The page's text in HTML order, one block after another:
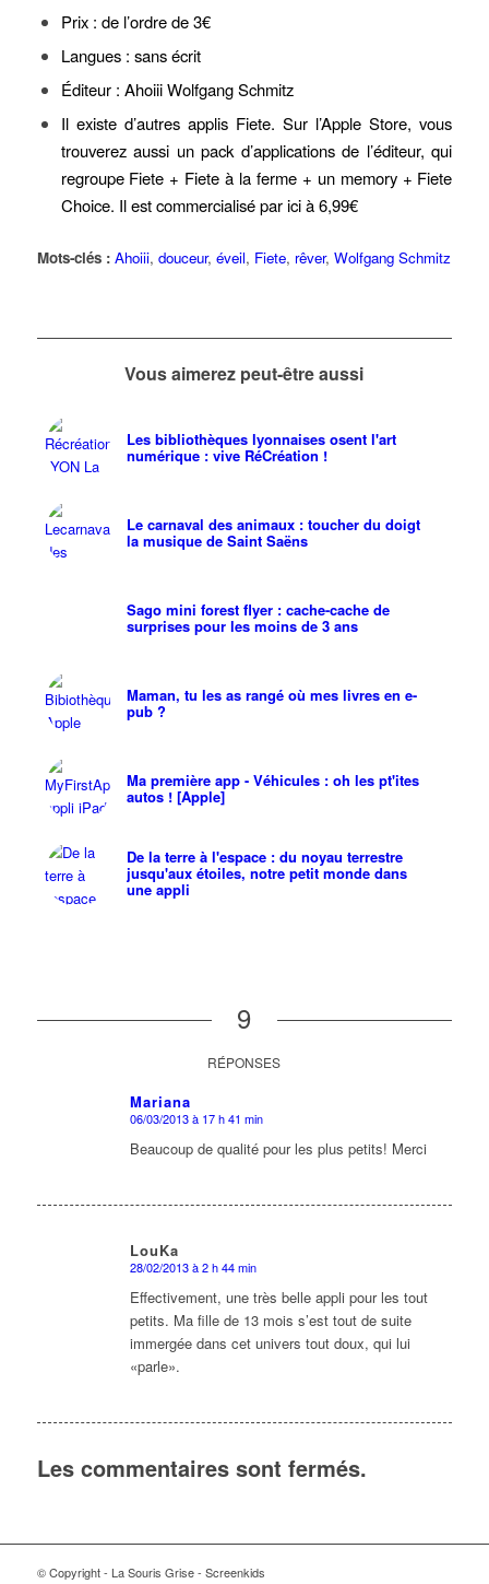
Prix : de l’ordre de 3€
Langues : sans écrit
Éditeur : Ahoiii Wolfgang Schmitz
Il existe d’autres applis Fiete. Sur l’Apple Store, vous
trouverez aussi un pack d’applications de l’éditeur, qui
regroupe Fiete + Fiete à la ferme+ un memory + Fiete
Choice. Il est commercialisé par ici à 6,99€
Mots-clés : Ahoiii, douceur, éveil, Fiete, rêver, Wolfgang Schmitz
Vous aimerez peut-être aussi
Les bibliothèques lyonnaises osent l'art
numérique : vive RéCréation !
Le carnaval des animaux : toucher du doigt
la musique de Saint Saëns
Sago mini forest flyer : cache-cache de
surprises pour les moins de 3 ans
Maman, tu les as rangé où mes livres en e-
pub ?
Ma première app - Véhicules : oh les pt'ites
autos ! [Apple]
De la terre à l'espace : du noyau terrestre
jusqu'aux étoiles, notre petit monde dans
une appli
9
RÉPONSES
Mariana
dit
06/03/2013 à 17 h 41 min
Beaucoup de qualité pour les plus petits! Merci
LouKa
dit
28/02/2013 à 2 h 44 min
Effectivement, une très belle appli pour les tout
petits. Ma fille de 13 mois s’est tout de suite
immergée dans cet univers tout doux, qui lui
«parle».
Les commentaires sont fermés.
© Copyright - La Souris Grise - Screenkids